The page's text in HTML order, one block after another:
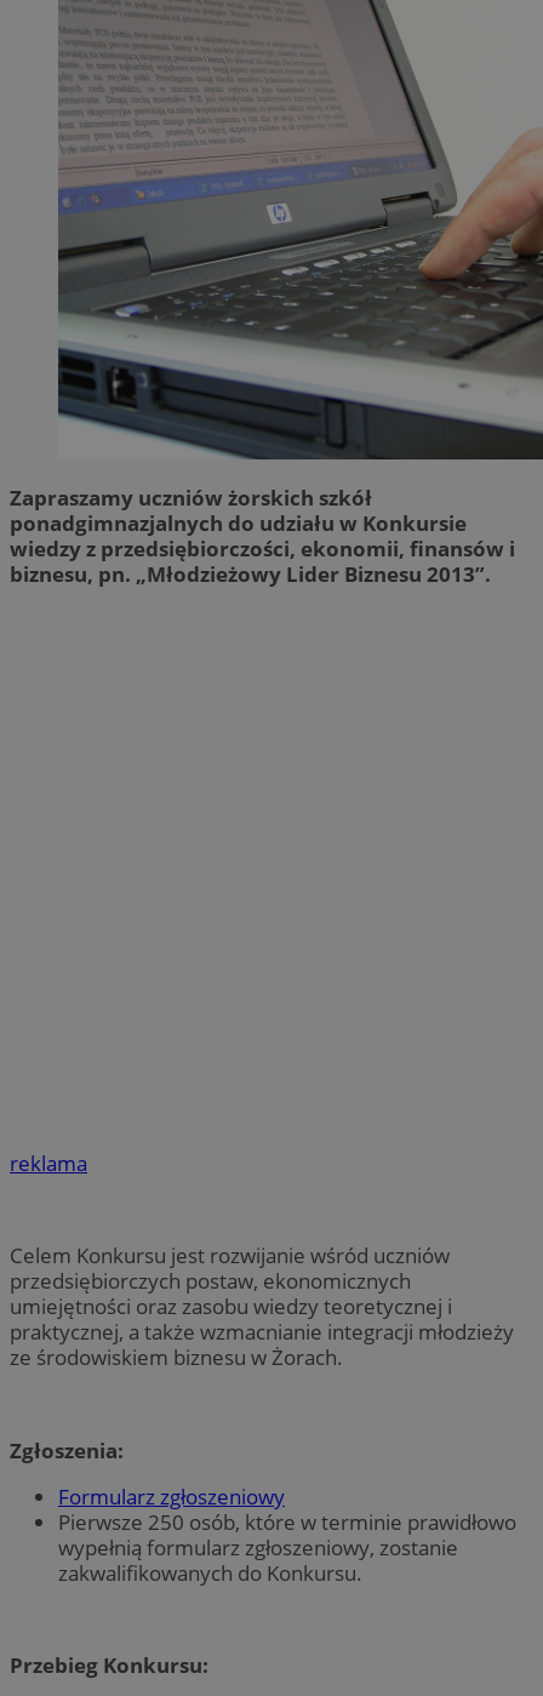
Zapraszamy uczniów żorskich szkół
ponadgimnazjalnych do udziału w Konkursie
wiedzy z przedsiębiorczości, ekonomii, finansów i
biznesu, pn. „Młodzieżowy Lider Biznesu 2013”.
reklama
Celem Konkursu jest rozwijanie wśród uczniów
przedsiębiorczych postaw, ekonomicznych
umiejętności oraz zasobu wiedzy teoretycznej i
praktycznej, a także wzmacnianie integracji młodzieży
ze środowiskiem biznesu w Żorach.
Zgłoszenia:
Formularz zgłoszeniowy
Pierwsze 250 osób, które w terminie prawidłowo
wypełnią formularz zgłoszeniowy, zostanie
zakwalifikowanych do Konkursu.
Przebieg Konkursu: